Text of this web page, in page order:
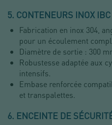
5. CONTENEURS INOX
Fabrication en inox 304,
pour un écoulement
Diamètre de sortie : 300
Robustesse adaptée aux
intensifs.
Embase renforcée
et transpalettes.
6. ENCEINTE DE